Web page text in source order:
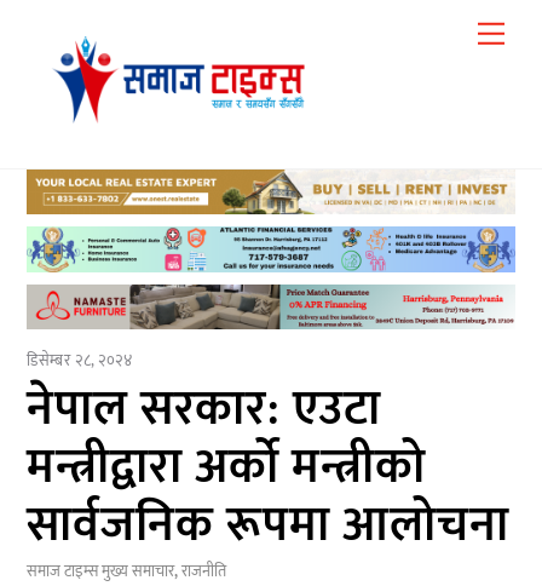
content
डिसेम्बर २८, २०२४
नेपाल सरकार: एउटा
मन्त्रीद्वारा अर्को मन्त्रीको
सार्वजनिक रूपमा आलोचना
समाज टाइम्समुख्य समाचार,राजनीति